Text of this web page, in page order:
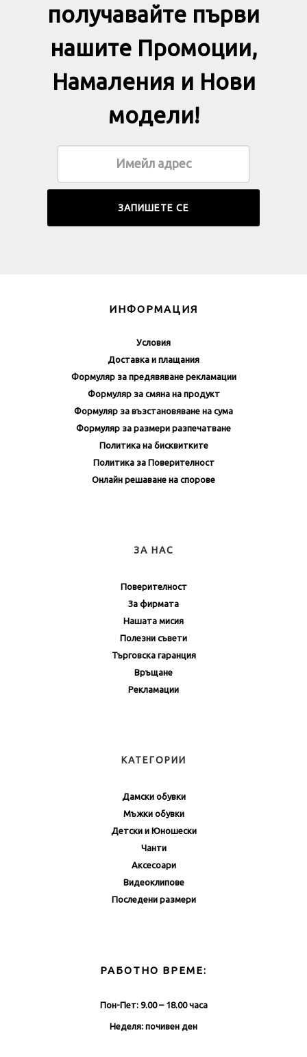
получавайте първи
нашите Промоции,
Намаления и Нови
модели!
ИНФОРМАЦИЯ
Условия
Доставка и плащания
Формуляр за предявяване рекламации
Формуляр за смяна на продукт
Формуляр за възстановяване на сума
Формуляр за размери разпечатване
Политика на бисквитките
Политика за Поверителност
Онлайн решаване на спорове
ЗА НАС
Поверителност
За фирмата
Нашата мисия
Полезни съвети
Търговска гаранция
Връщане
Рекламации
КАТЕГОРИИ
Дамски обувки
Мъжки обувки
Детски и Юношески
Чанти
Аксесоари
Видеоклипове
Последени размери
РАБОТНО ВРЕМЕ:
Пон-Пет: 9.00 – 18.00 часа
Неделя: почивен ден